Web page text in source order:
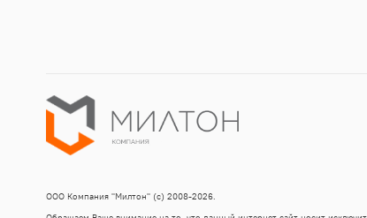
ООО Компания "Милтон" (с) 2008-2026.